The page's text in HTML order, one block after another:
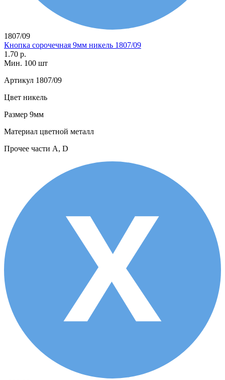
1807/09
Кнопка сорочечная 9мм никель 1807/09
1.70 р.
Мин. 100 шт
Артикул 1807/09
Цвет никель
Размер 9мм
Материал цветной металл
Прочее части А, D